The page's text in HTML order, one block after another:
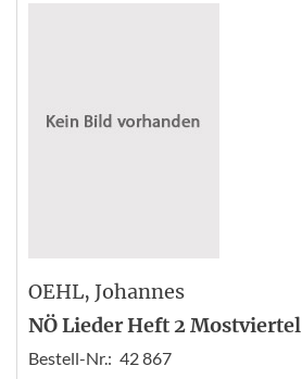
OEHL, Johannes
NÖ Lieder Heft 2 Mostviertel
Bestell-Nr.: 42 867